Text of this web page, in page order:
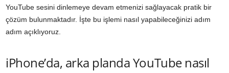
YouTube sesini dinlemeye devam etmenizi sağlayacak pratik bir
çözüm bulunmaktadır. İşte bu işlemi nasıl yapabileceğinizi adım
adım açıklıyoruz.
iPhone’da, arka planda YouTube nasıl